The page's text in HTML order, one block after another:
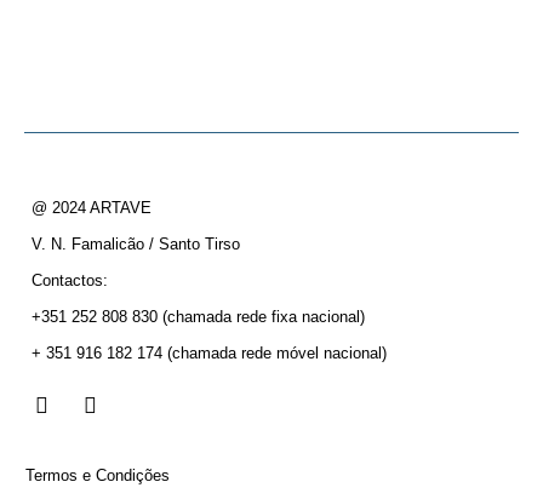
@ 2024 ARTAVE
V. N. Famalicão / Santo Tirso
Contactos:
+351 252 808 830 (chamada rede fixa nacional)
+ 351 916 182 174 (chamada rede móvel nacional)
Termos e Condições